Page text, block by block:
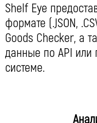
Shelf Eye
формате (.JSON,
Goods Checker, а
данные по API или
системе.